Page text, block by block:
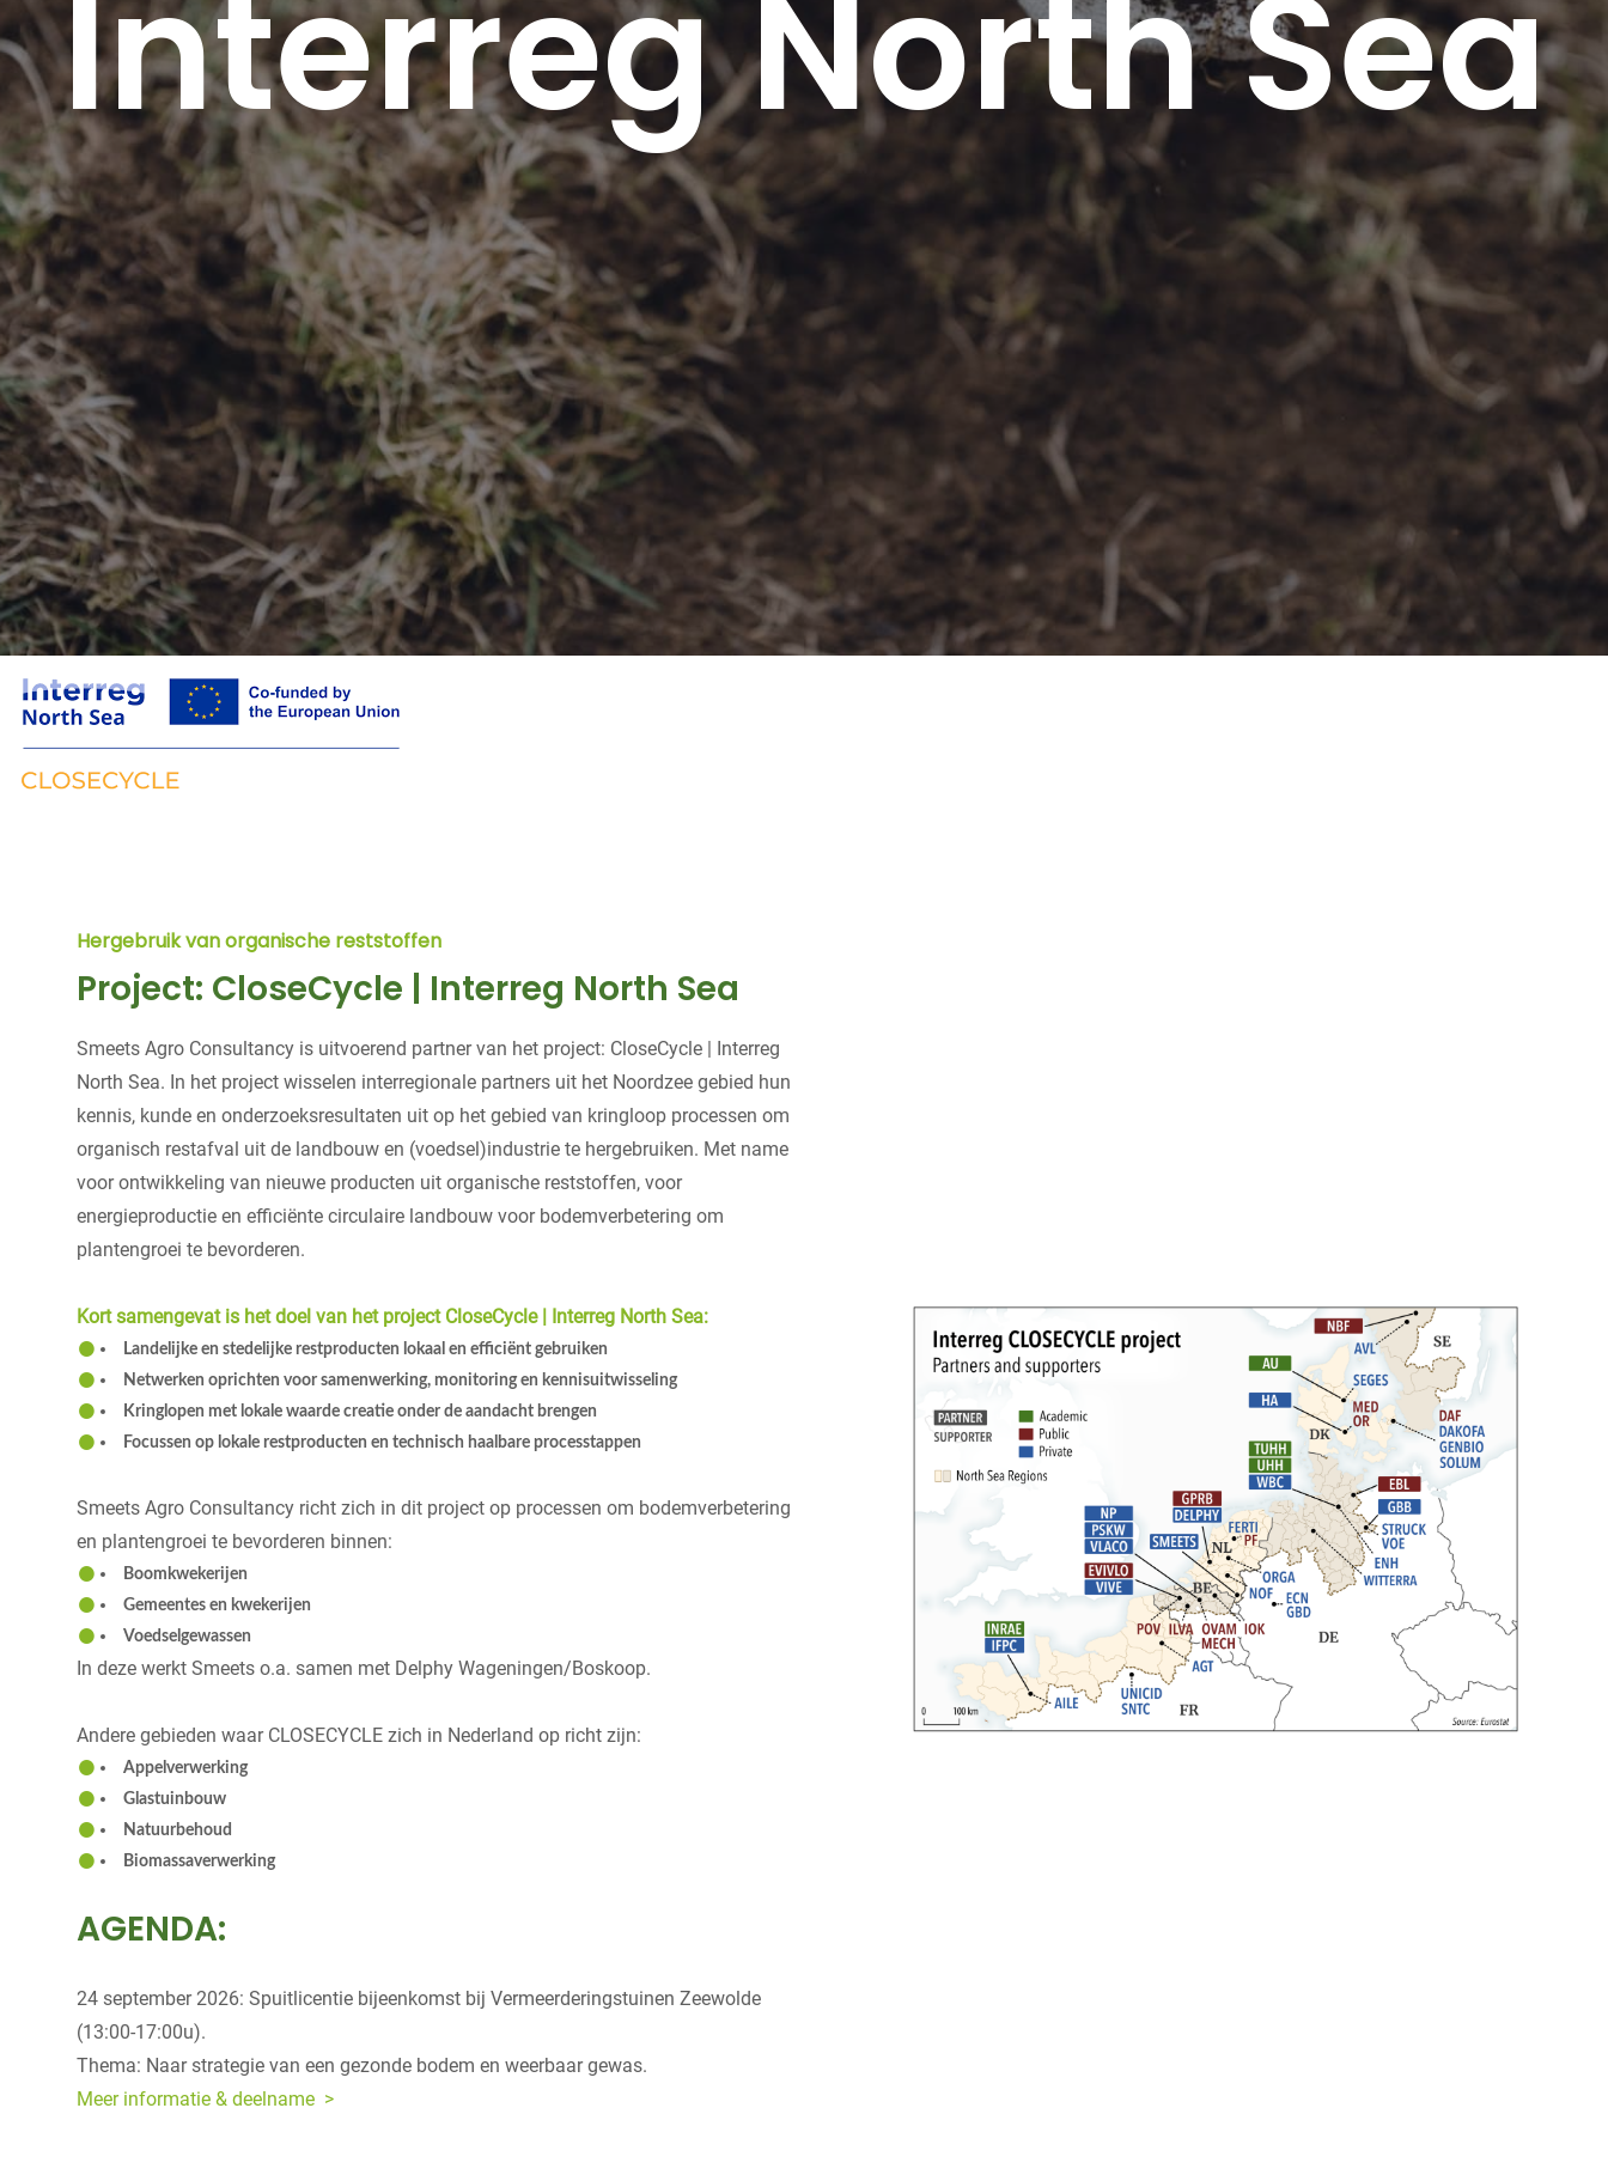
Interreg North Sea
Hergebruik van organische reststoffen
Project: CloseCycle | Interreg North Sea
Smeets Agro Consultancy is uitvoerend partner van het project: CloseCycle | Interreg
North Sea. In het project wisselen interregionale partners uit het Noordzee gebied hun
kennis, kunde en onderzoeksresultaten uit op het gebied van kringloop processen om
organisch restafval uit de landbouw en (voedsel)industrie te hergebruiken. Met name
voor ontwikkeling van nieuwe producten uit organische reststoffen, voor
energieproductie en efficiënte circulaire landbouw voor bodemverbetering om
plantengroei te bevorderen.
Kort samengevat is het doel van het project CloseCycle | Interreg North Sea:
Landelijke en stedelijke restproducten lokaal en efficiënt gebruiken
Netwerken oprichten voor samenwerking, monitoring en kennisuitwisseling
Kringlopen met lokale waarde creatie onder de aandacht brengen
Focussen op lokale restproducten en technisch haalbare processtappen
Smeets Agro Consultancy richt zich in dit project op processen om bodemverbetering
en plantengroei te bevorderen binnen:
Boomkwekerijen
Gemeentes en kwekerijen
Voedselgewassen
In deze werkt Smeets o.a. samen met Delphy Wageningen/Boskoop.
Andere gebieden waar CLOSECYCLE zich in Nederland op richt zijn:
Appelverwerking
Glastuinbouw
Natuurbehoud
Biomassaverwerking
AGENDA:
24 september 2026: Spuitlicentie bijeenkomst bij Vermeerderingstuinen Zeewolde
(13:00-17:00u).
Thema: Naar strategie van een gezonde bodem en weerbaar gewas.
Meer informatie & deelname >